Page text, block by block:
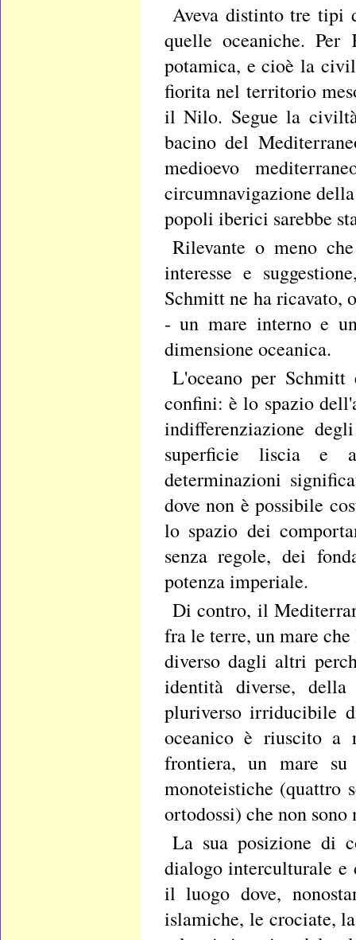
Aveva distinto tre tipi
quelle oceaniche.
potamica, e cioè la
fiorita nel territorio
il Nilo. Segue la
bacino del
medioevo
circumnavigazione
popoli iberici sarebbe
Rilevante o meno
interesse e
Schmitt ne ha ricavato,
- un mare interno e
dimensione oceanica.
L'oceano per
confini: è lo spazio
indifferenziazione
superficie liscia e
determinazioni
dove non è possibile
lo spazio dei
senza regole, dei
potenza imperiale.
Di contro, il
fra le terre, un mare
diverso dagli altri
identità diverse,
pluriverso irriducibile
oceanico è riuscito
frontiera, un mare
monoteistiche
ortodossi) che non
La sua posizione di
dialogo interculturale e
il luogo dove,
islamiche, le crociate,